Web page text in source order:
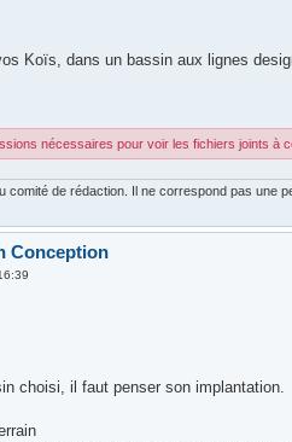
Koïs, dans un bassin aux lignes
nécessaires pour voir les fichiers joints à
comité de rédaction. Il ne correspond pas une
Conception
choisi, il faut penser son implantation.